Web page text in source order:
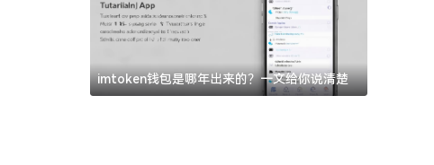
imtoken钱包是哪年出来的？一文给你说清楚